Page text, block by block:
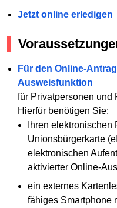
Jetzt online erledigen
Für den Online-
Ausweisfunktion
für Privatpersonen und
Hierfür benötigen Sie:
Ihren
Unionsbürgerkarte
elektronischen
aktivierter Online-
ein externes
fähiges Smartphone